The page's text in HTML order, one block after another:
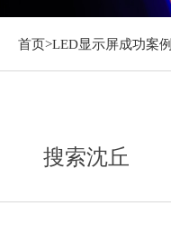
首页>LED显示屏成功案例
搜索沈丘